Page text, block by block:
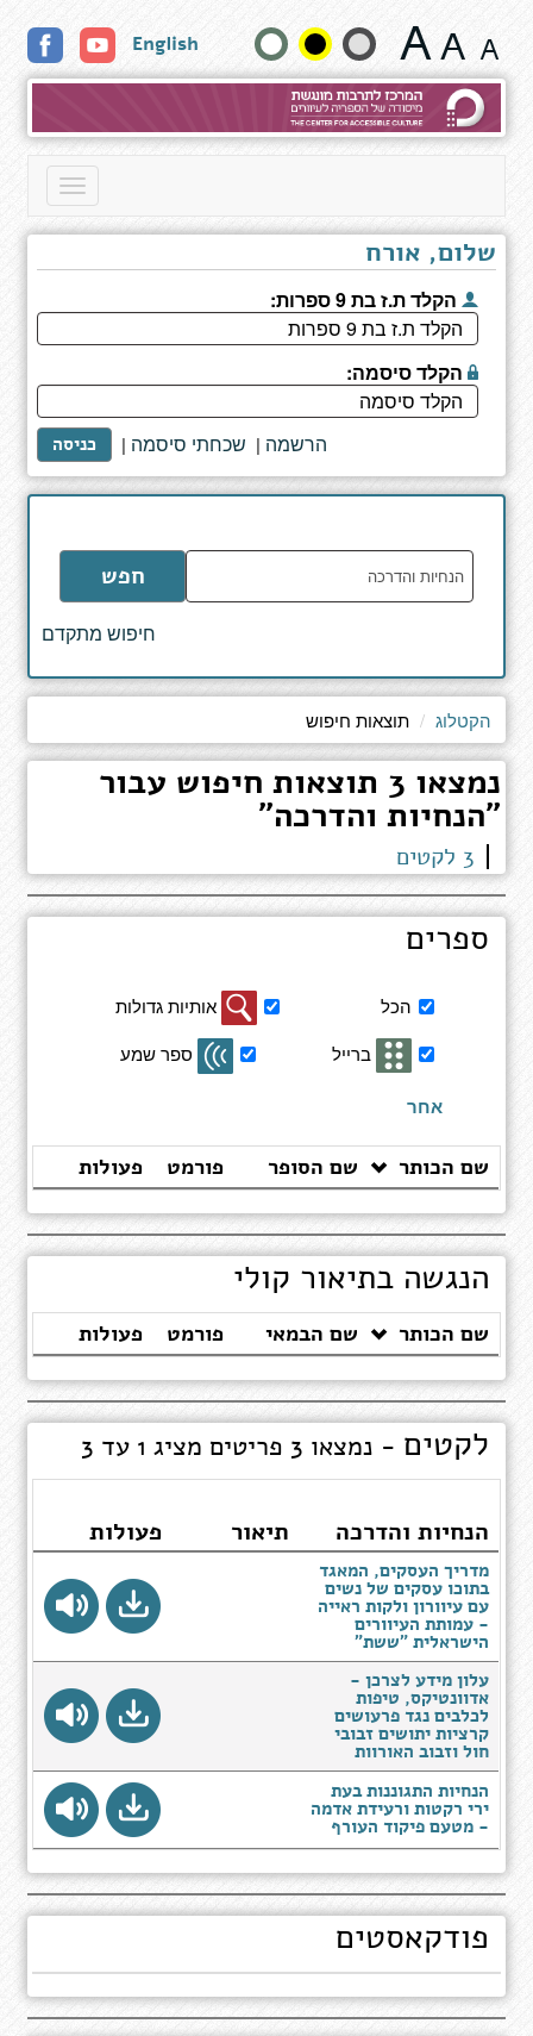
חיפוש
שנה
גודל
טקסט
English
Toggle
שלום, אורח
הקלד ת.ז בת 9 ספרות:
הקלד סיסמה:
כניסה | שכחתי סיסמה | הרשמה
הקלד
מילים
לחיפוש
חפש
חיפוש מתקדם
הקטלוג תוצאות חיפוש
נמצאו 3 תוצאות חיפוש עבור
"הנחיות והדרכה"
3 לקטים
ספרים
תוצאות
הכל
אותיות גדולות
ברייל
ספר שמע
אחר
שם הכותר שם הסופר פורמט פעולות
הנגשה בתיאור קולי
שם הכותר שם הבמאי פורמט פעולות
לקטים - נמצאו 3 פריטים מציג 1 עד 3
הנחיות והדרכה תיאור פעולות
מדריך העסקים, המאגד
בתוכו עסקים של נשים
עם עיוורון ולקות ראייה
- עמותת העיוורים
הישראלית "ששת"
עלון מידע לצרכן -
אדוונטיקס, טיפות
לכלבים נגד פרעושים
קרציות יתושים זבובי
חול וזבוב האורוות
הנחיות התגוננות בעת
ירי רקטות ורעידת אדמה
- מטעם פיקוד העורף
פודקאסטים